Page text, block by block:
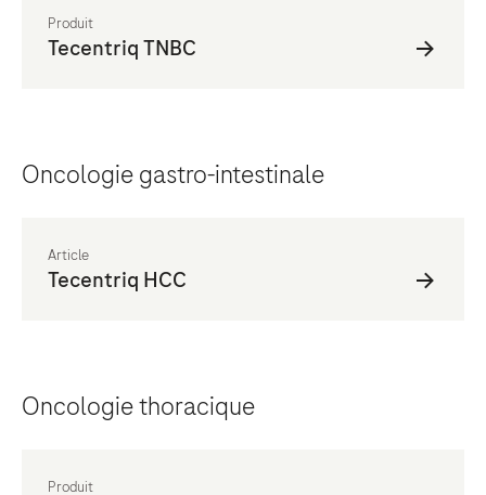
Oncologie gastro-intestinale
Oncologie thoracique